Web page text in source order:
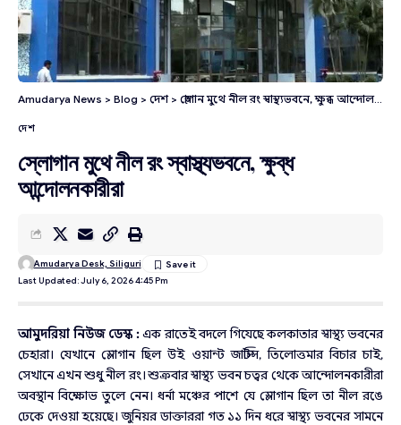
Amudarya News > Blog > দেশ> স্লোগান মুথে নীল রং স্বাস্থ্যভবনে, ক্ষুব্ধ আন্দোলনকারীরা
দেশ
স্লোগান মুথে নীল রং স্বাস্থ্যভবনে, ক্ষুব্ধ
আন্দোলনকারীরা
Last Updated: July 6, 2026 4:45 Pm
Amudarya Desk, Siliguri
আমুদরিয়া নিউজ ডেস্ক :এক রাতেই বদলে গিযেছে কলকাতার স্বাস্থ্য ভবনের
চেহারা। যেখানে স্লোগান ছিল উই ওয়ান্ট জাস্টিস, তিলোত্তমার বিচার চাই,
সেখানে এখন শুধু নীল রং। শুক্রবার স্বাস্থ্য ভবন চত্বর থেকে আন্দোলনকারীরা
অবস্থান বিক্ষোভ তুলে নেন। ধর্না মঞ্চের পাশে যে স্লোগান ছিল তা নীল রঙে
ঢেকে দেওয়া হয়েছে। জুনিয়র ডাক্তাররা গত ১১ দিন ধরে স্বাস্থ্য ভবনের সামনে